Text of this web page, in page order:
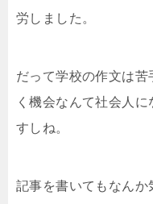
労しました。
だって学校の作文は
く機会なんて社会人
すしね。
記事を書いてもなんか